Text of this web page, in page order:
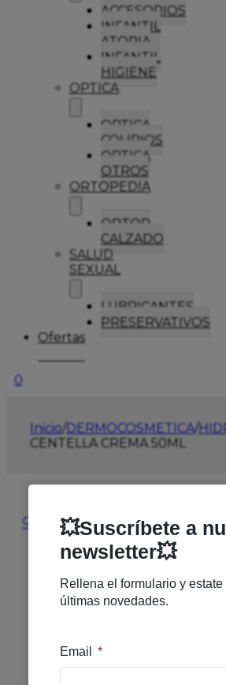
ACCESORIOS
INFANTIL
ATOPIA
INFANTIL
HIGIENE
OPTICA
OPTICA
COLIRIOS
OPTICA
OTROS
ORTOPEDIA
ORTOP
CALZADO
SALUD
SEXUAL
LUBRICANTES
PRESERVATIVOS
Ofertas
0
Inicio/DERMOCOSMETICA/
CENTELLA CREMA 50ML
🔍